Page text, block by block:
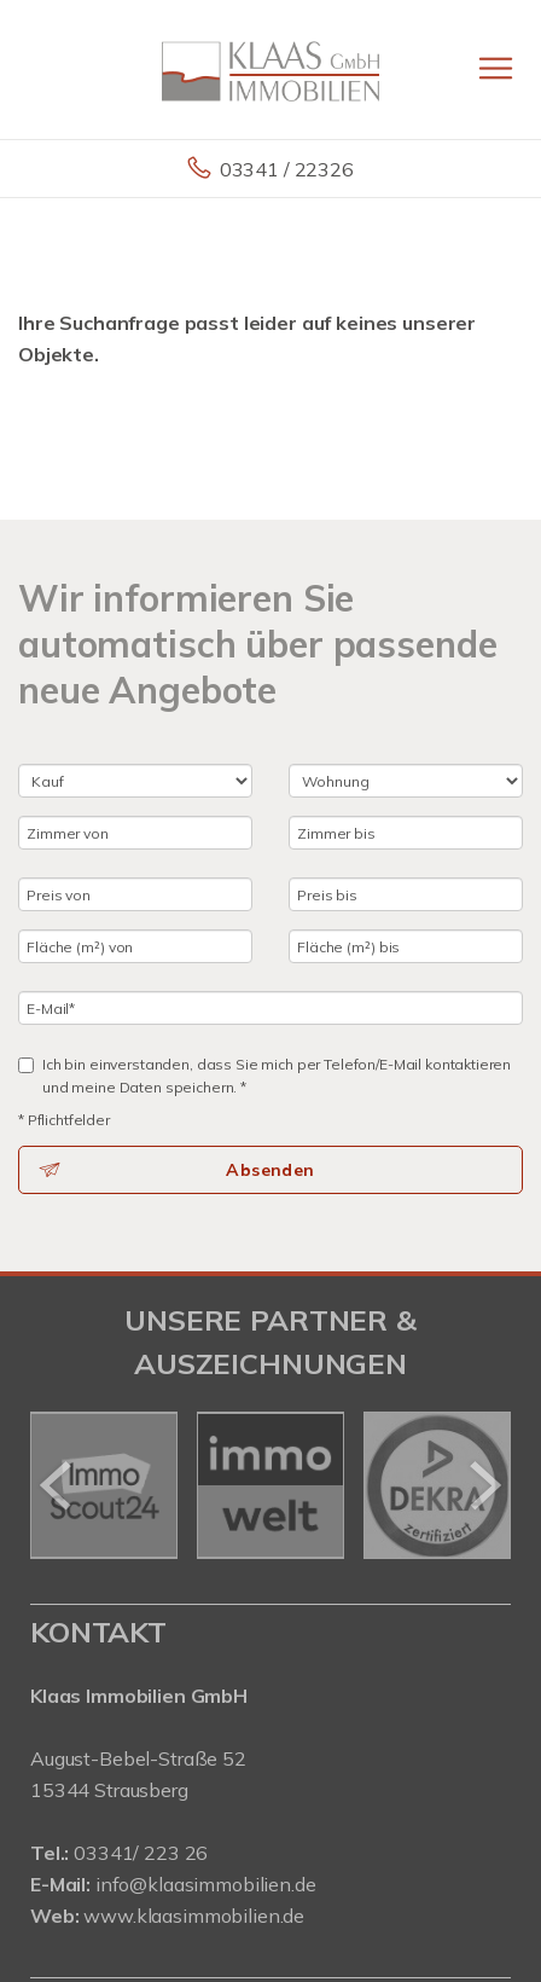
03341 / 22326
Ihre Suchanfrage passt leider auf keines unserer
Objekte.
Wir informieren Sie
automatisch über passende
neue Angebote
Ich bin einverstanden, dass Sie mich per Telefon/E-Mail kontaktieren
und meine Daten speichern. *
* Pflichtfelder
Absenden
UNSERE PARTNER &
AUSZEICHNUNGEN
KONTAKT
Klaas Immobilien GmbH
August-Bebel-Straße 52
15344 Strausberg
Tel.: 03341/ 223 26
E-Mail: info@klaasimmobilien.de
Web: www.klaasimmobilien.de